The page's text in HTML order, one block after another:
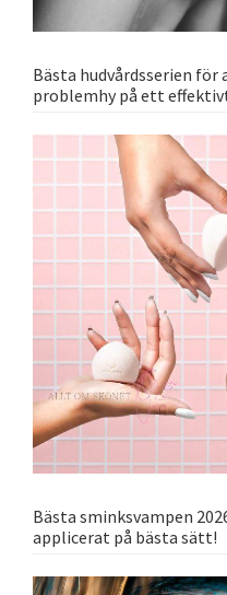
Bästa hudvårdsserien för
problemhy på ett
Bästa sminksvampen
applicerat på bästa sätt!